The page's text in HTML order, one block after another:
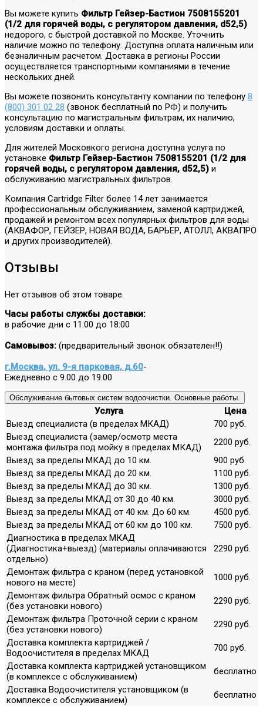
Вы можете купить Фильтр Гейзер-Бастион 7508155201
(1/2 для горячей воды, с регулятором давления, d52,5)
недорого, с быстрой доставкой по Москве. Уточнить
наличие можно по телефону. Доступна оплата наличным или
безналичным расчетом. Доставка в регионы России
осуществляется транспортными компаниями в течение
нескольких дней.
Вы можете позвонить консультанту компании по телефону 8
(800) 301 02 28 (звонок бесплатный по РФ) и получить
консультацию по магистральным фильтрам, их наличию,
условиям доставки и оплаты.
Для жителей Московкого региона доступна услуга по
установке Фильтр Гейзер-Бастион 7508155201 (1/2 для
горячей воды, с регулятором давления, d52,5) и
обслуживанию магистральных фильтров.
Компания Cartridge Filter более 14 лет занимается
профессиональным обслуживанием, заменой картриджей,
продажей и ремонтом всех популярных фильтров для воды
(АКВАФОР, ГЕЙЗЕР, НОВАЯ ВОДА, БАРЬЕР, АТОЛЛ, АКВАПРО
и других производителей).
Отзывы
Нет отзывов об этом товаре.
Часы работы службы доставки:
в рабочие дни с 11:00 до 18:00
Самовывоз: (предварительный звонок обязателен!!)
г.Москва, ул. 9-я парковая, д.60-
Ежедневно с 9.00 до 19.00
Обслуживание бытовых систем водоочистки. Основные работы.
Услуга
Цена
Выезд специалиста (в пределах МКАД)
700 руб.
Выезд специалиста (замер/осмотр места
монтажа фильтра под мойку в пределах МКАД)
2200 руб.
Выезд за пределы МКАД до 10 км.
900 руб.
Выезд за пределы МКАД до 20 км.
1100 руб.
Выезд за пределы МКАД до 30 км.
1300 руб.
Выезд за пределы МКАД от 30 до 40 км.
3000 руб.
Выезд за пределы МКАД от 40 км. До 60 км.
4500 руб.
Выезд за пределы МКАД от 60 км до 100 км.
7500 руб.
Диагностика в пределах МКАД
(Диагностика+выезд) (материалы оплачиваются
отдельно)
2290 руб.
Демонтаж фильтра с краном (перед установкой
нового на месте)
1000 руб.
Демонтаж фильтра Обратный осмос с краном
(без установки нового)
2290 руб.
Демонтаж фильтра Проточной серии с краном
(без установки нового)
2290 руб.
Доставка комплекта картриджей /
Водоочистителя в пределах МКАД
700 руб.
Доставка комплекта картриджей установщиком
(в комплексе с обслуживанием)
бесплатно
Доставка Водоочистителя установщиком (в
комплексе с обслуживанием)
бесплатно